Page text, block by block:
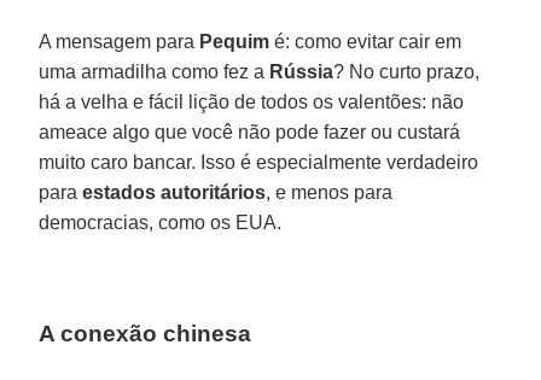
A mensagem para Pequim é: como evitar cair em
uma armadilha como fez a Rússia? No curto prazo,
há a velha e fácil lição de todos os valentões: não
ameace algo que você não pode fazer ou custará
muito caro bancar. Isso é especialmente verdadeiro
paraestados autoritários, e menos para
democracias, como os EUA.
A conexão chinesa